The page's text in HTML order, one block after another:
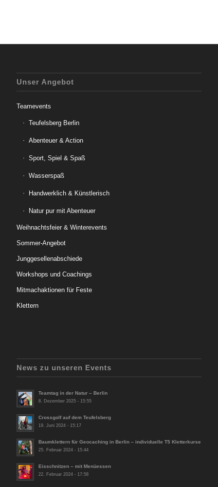
Unser Angebot
Teamevents
Teufelsberg Berlin
Abenteuer & Action
Sport, Spiel & Spaß
Wasserspaß
Handwerklich & Künstlerisch
Natur pur mit Abenteuer
Weihnachtsfeier & Winterevents
Sommer-Angebot
Junggesellenabschiede
Workshops und Coachings
Mitmachaktionen für Feste
Klettern
News zu unseren Events
Teamtag in der Natur – Berlin
8. Dezember 2025 - 15:55
Crossgolf auf dem Teufelsberg
19. Juni 2024 - 15:17
Baumklettern für Geocaching in Berlin – individuelle T5 Kletterkurse
25. Februar 2024 - 15:44
Eisschnitzen – mit Menüessen
22. Februar 2024 - 17:58